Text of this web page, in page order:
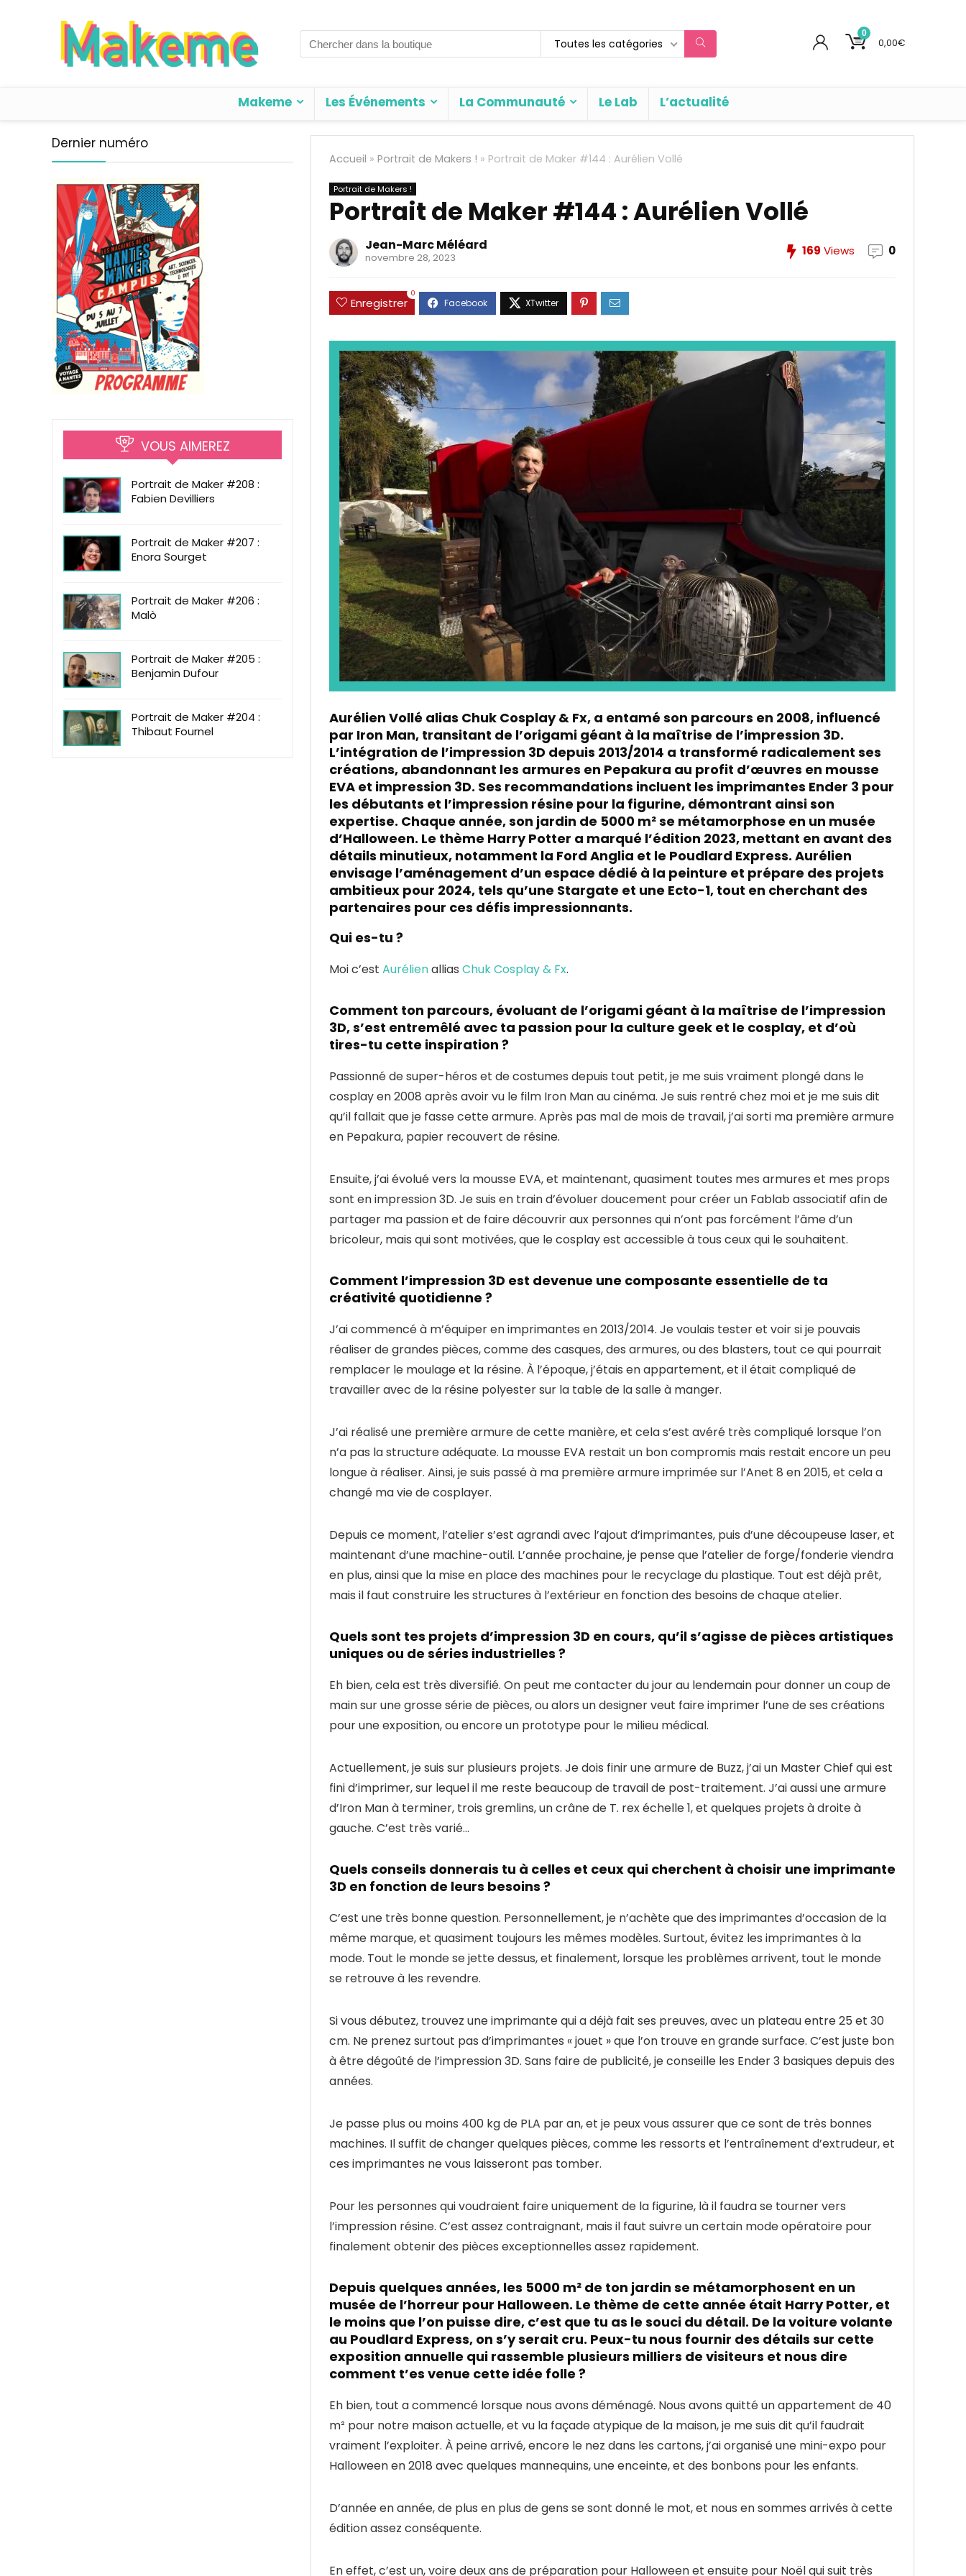
Search
for:
Toutes les catégories
0
0,00€
Makeme Les Événements La Communauté Le Lab L’actualité
Accueil » Portrait de Makers ! » Portrait de Maker #144 : Aurélien Vollé
Portrait de Makers !
Portrait de Maker #144 : Aurélien Vollé
Jean-Marc Méléard
novembre 28, 2023 169 Views 0
Enregistrer
0
Aurélien Vollé alias Chuk Cosplay & Fx, a entamé son parcours en 2008, influencé
par Iron Man, transitant de l’origami géant à la maîtrise de l’impression 3D.
L’intégration de l’impression 3D depuis 2013/2014 a transformé radicalement ses
créations, abandonnant les armures en Pepakura au profit d’œuvres en mousse
EVA et impression 3D. Ses recommandations incluent les imprimantes Ender 3 pour
les débutants et l’impression résine pour la figurine, démontrant ainsi son
expertise. Chaque année, son jardin de 5000 m² se métamorphose en un musée
d’Halloween. Le thème Harry Potter a marqué l’édition 2023, mettant en avant des
détails minutieux, notamment la Ford Anglia et le Poudlard Express. Aurélien
envisage l’aménagement d’un espace dédié à la peinture et prépare des projets
ambitieux pour 2024, tels qu’une Stargate et une Ecto-1, tout en cherchant des
partenaires pour ces défis impressionnants.
Qui es-tu ?
Moi c’est Aurélienallias Chuk Cosplay & Fx.
Comment ton parcours, évoluant de l’origami géant à la maîtrise de l’impression
3D, s’est entremêlé avec ta passion pour la culture geek et le cosplay, et d’où
tires-tu cette inspiration ?
Passionné de super-héros et de costumes depuis tout petit, je me suis vraiment plongé dans le
cosplay en 2008 après avoir vu le film Iron Man au cinéma. Je suis rentré chez moi et je me suis dit
qu’il fallait que je fasse cette armure. Après pas mal de mois de travail, j’ai sorti ma première armure
en Pepakura, papier recouvert de résine.
Ensuite, j’ai évolué vers la mousse EVA, et maintenant, quasiment toutes mes armures et mes props
sont en impression 3D. Je suis en train d’évoluer doucement pour créer un Fablab associatif afin de
partager ma passion et de faire découvrir aux personnes qui n’ont pas forcément l’âme d’un
bricoleur, mais qui sont motivées, que le cosplay est accessible à tous ceux qui le souhaitent.
Comment l’impression 3D est devenue une composante essentielle de ta
créativité quotidienne ?
J’ai commencé à m’équiper en imprimantes en 2013/2014. Je voulais tester et voir si je pouvais
réaliser de grandes pièces, comme des casques, des armures, ou des blasters, tout ce qui pourrait
remplacer le moulage et la résine. À l’époque, j’étais en appartement, et il était compliqué de
travailler avec de la résine polyester sur la table de la salle à manger.
J’ai réalisé une première armure de cette manière, et cela s’est avéré très compliqué lorsque l’on
n’a pas la structure adéquate. La mousse EVA restait un bon compromis mais restait encore un peu
longue à réaliser. Ainsi, je suis passé à ma première armure imprimée sur l’Anet 8 en 2015, et cela a
changé ma vie de cosplayer.
Depuis ce moment, l’atelier s’est agrandi avec l’ajout d’imprimantes, puis d’une découpeuse laser, et
maintenant d’une machine-outil. L’année prochaine, je pense que l’atelier de forge/fonderie viendra
en plus, ainsi que la mise en place des machines pour le recyclage du plastique. Tout est déjà prêt,
mais il faut construire les structures à l’extérieur en fonction des besoins de chaque atelier.
Quels sont tes projets d’impression 3D en cours, qu’il s’agisse de pièces artistiques
uniques ou de séries industrielles ?
Eh bien, cela est très diversifié. On peut me contacter du jour au lendemain pour donner un coup de
main sur une grosse série de pièces, ou alors un designer veut faire imprimer l’une de ses créations
pour une exposition, ou encore un prototype pour le milieu médical.
Actuellement, je suis sur plusieurs projets. Je dois finir une armure de Buzz, j’ai un Master Chief qui est
fini d’imprimer, sur lequel il me reste beaucoup de travail de post-traitement. J’ai aussi une armure
d’Iron Man à terminer, trois gremlins, un crâne de T. rex échelle 1, et quelques projets à droite à
gauche. C’est très varié…
Quels conseils donnerais tu à celles et ceux qui cherchent à choisir une imprimante
3D en fonction de leurs besoins ?
C’est une très bonne question. Personnellement, je n’achète que des imprimantes d’occasion de la
même marque, et quasiment toujours les mêmes modèles. Surtout, évitez les imprimantes à la
mode. Tout le monde se jette dessus, et finalement, lorsque les problèmes arrivent, tout le monde
se retrouve à les revendre.
Si vous débutez, trouvez une imprimante qui a déjà fait ses preuves, avec un plateau entre 25 et 30
cm. Ne prenez surtout pas d’imprimantes « jouet » que l’on trouve en grande surface. C’est juste bon
à être dégoûté de l’impression 3D. Sans faire de publicité, je conseille les Ender 3 basiques depuis des
années.
Je passe plus ou moins 400 kg de PLA par an, et je peux vous assurer que ce sont de très bonnes
machines. Il suffit de changer quelques pièces, comme les ressorts et l’entraînement d’extrudeur, et
ces imprimantes ne vous laisseront pas tomber.
Pour les personnes qui voudraient faire uniquement de la figurine, là il faudra se tourner vers
l’impression résine. C’est assez contraignant, mais il faut suivre un certain mode opératoire pour
finalement obtenir des pièces exceptionnelles assez rapidement.
Depuis quelques années, les 5000 m² de ton jardin se métamorphosent en un
musée de l’horreur pour Halloween. Le thème de cette année était Harry Potter, et
le moins que l’on puisse dire, c’est que tu as le souci du détail. De la voiture volante
au Poudlard Express, on s’y serait cru. Peux-tu nous fournir des détails sur cette
exposition annuelle qui rassemble plusieurs milliers de visiteurs et nous dire
comment t’es venue cette idée folle ?
Eh bien, tout a commencé lorsque nous avons déménagé. Nous avons quitté un appartement de 40
m² pour notre maison actuelle, et vu la façade atypique de la maison, je me suis dit qu’il faudrait
vraiment l’exploiter. À peine arrivé, encore le nez dans les cartons, j’ai organisé une mini-expo pour
Halloween en 2018 avec quelques mannequins, une enceinte, et des bonbons pour les enfants.
D’année en année, de plus en plus de gens se sont donné le mot, et nous en sommes arrivés à cette
édition assez conséquente.
En effet, c’est un, voire deux ans de préparation pour Halloween et ensuite pour Noël qui suit très
Dernier numéro
VOUS AIMEREZ
Portrait de Maker #208 :
Fabien Devilliers
Portrait de Maker #207 :
Enora Sourget
Portrait de Maker #206 :
Malò
Portrait de Maker #205 :
Benjamin Dufour
Portrait de Maker #204 :
Thibaut Fournel